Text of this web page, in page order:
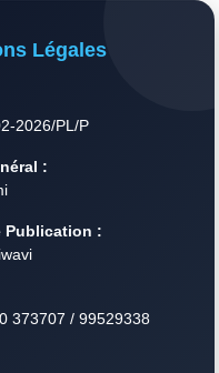
Légales
2026/PL/P
:
Publication :
373707 / 99529338